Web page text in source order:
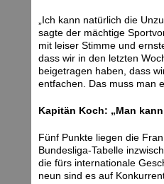
„Ich kann natürlich die
sagte der mächtige
mit leiser Stimme und
dass wir in den letzten
beigetragen haben, dass
entfachen. Das muss man
Kapitän Koch: „Man
Fünf Punkte liegen die
Bundesliga-Tabelle
die fürs internationale
neun sind es auf